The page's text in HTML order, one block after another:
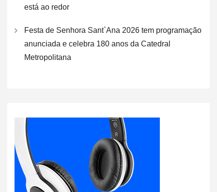
está ao redor
Festa de Senhora Sant`Ana 2026 tem programação
anunciada e celebra 180 anos da Catedral
Metropolitana